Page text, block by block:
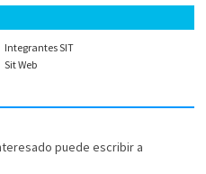
Integrantes SIT
Sit Web
puede escribir a